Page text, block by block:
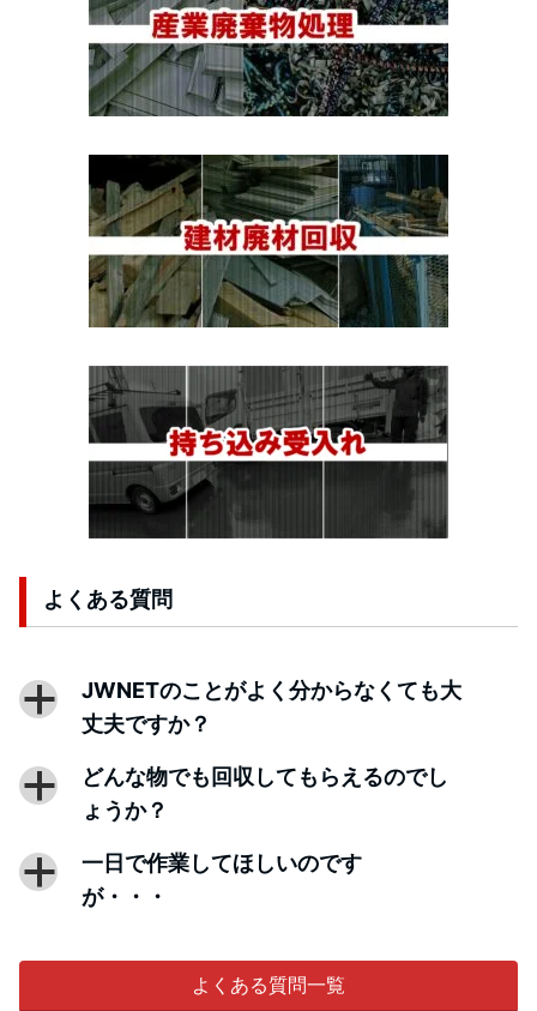
よくある質問
a
JWNETのことがよく分からなくても大
丈夫ですか？
a
どんな物でも回収してもらえるのでし
ょうか？
a
一日で作業してほしいのです
が・・・
よくある質問一覧